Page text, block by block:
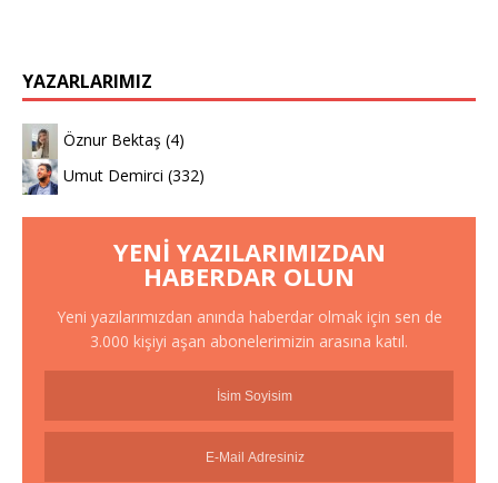
YAZARLARIMIZ
Öznur Bektaş (4)
Umut Demirci (332)
YENI YAZILARIMIZDAN
HABERDAR OLUN
Yeni yazılarımızdan anında haberdar olmak için sen de
3.000 kişiyi aşan abonelerimizin arasına katıl.